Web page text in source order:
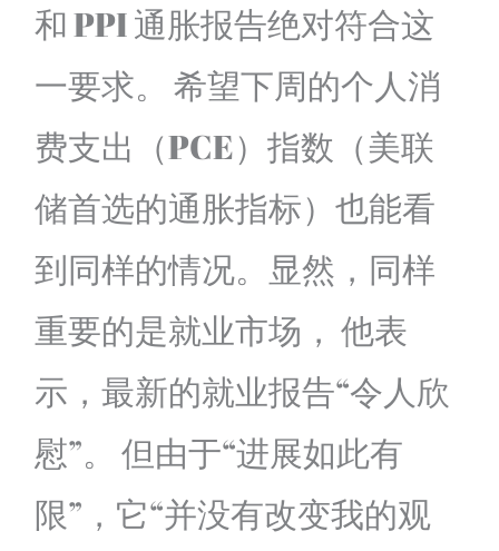
和 PPI 通胀报告绝对符合这
一要求。 希望下周的个人消
费支出（PCE）指数（美联
储首选的通胀指标）也能看
到同样的情况。显然，同样
重要的是就业市场， 他表
示，最新的就业报告“令人欣
慰”。 但由于“进展如此有
限”，它“并没有改变我的观